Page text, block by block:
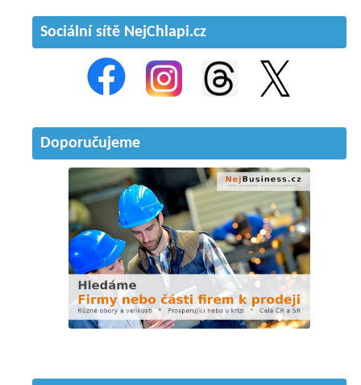
Sociální sítě NejChlapi.cz
Doporučujeme